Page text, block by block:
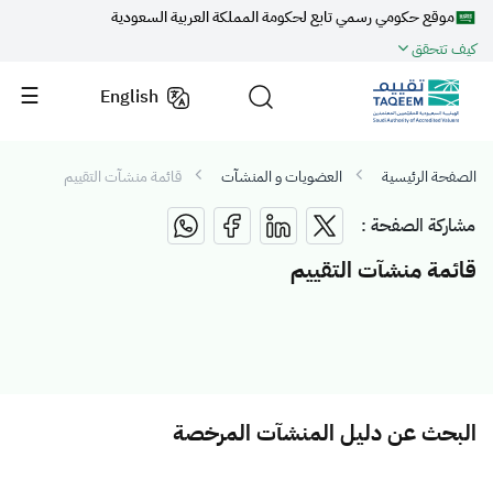
موقع حكومي رسمي تابع لحكومة المملكة العربية السعودية
كيف تتحقق
English
الصفحة الرئيسية العضويات و المنشآت قائمة منشآت التقييم
مشاركة الصفحة :
قائمة منشآت التقييم
البحث عن دليل المنشآت المرخصة